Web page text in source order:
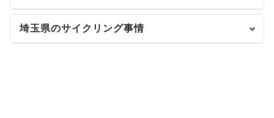
埼玉県のサイクリング事情